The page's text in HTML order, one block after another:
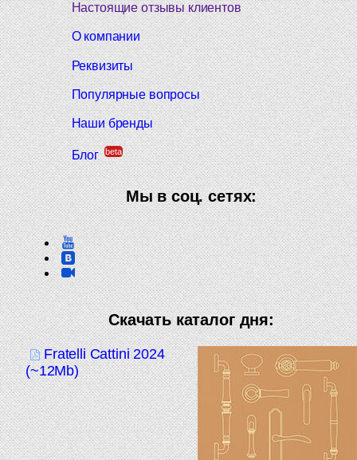
Настоящие отзывы клиентов
О компании
Реквизиты
Популярные вопросы
Наши бренды
Блог beta
Мы в соц. сетях:
Скачать каталог дня:
Fratelli Cattini 2024
(~12Mb)